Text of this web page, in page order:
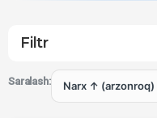
Filtr
Saralash: